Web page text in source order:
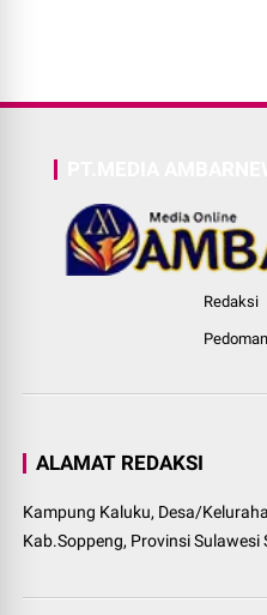
Redaksi
ALAMAT REDAKSI
Kampung Kaluku, Desa/
Kab.Soppeng, Provinsi Sulawesi